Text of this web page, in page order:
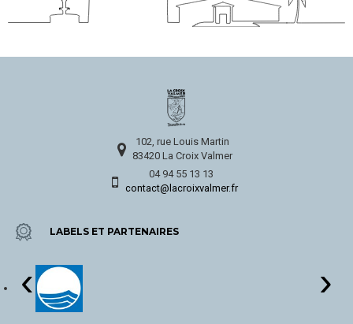
102, rue Louis Martin
83420 La Croix Valmer
04 94 55 13 13
contact@lacroixvalmer.fr
LABELS ET PARTENAIRES
‹ ›